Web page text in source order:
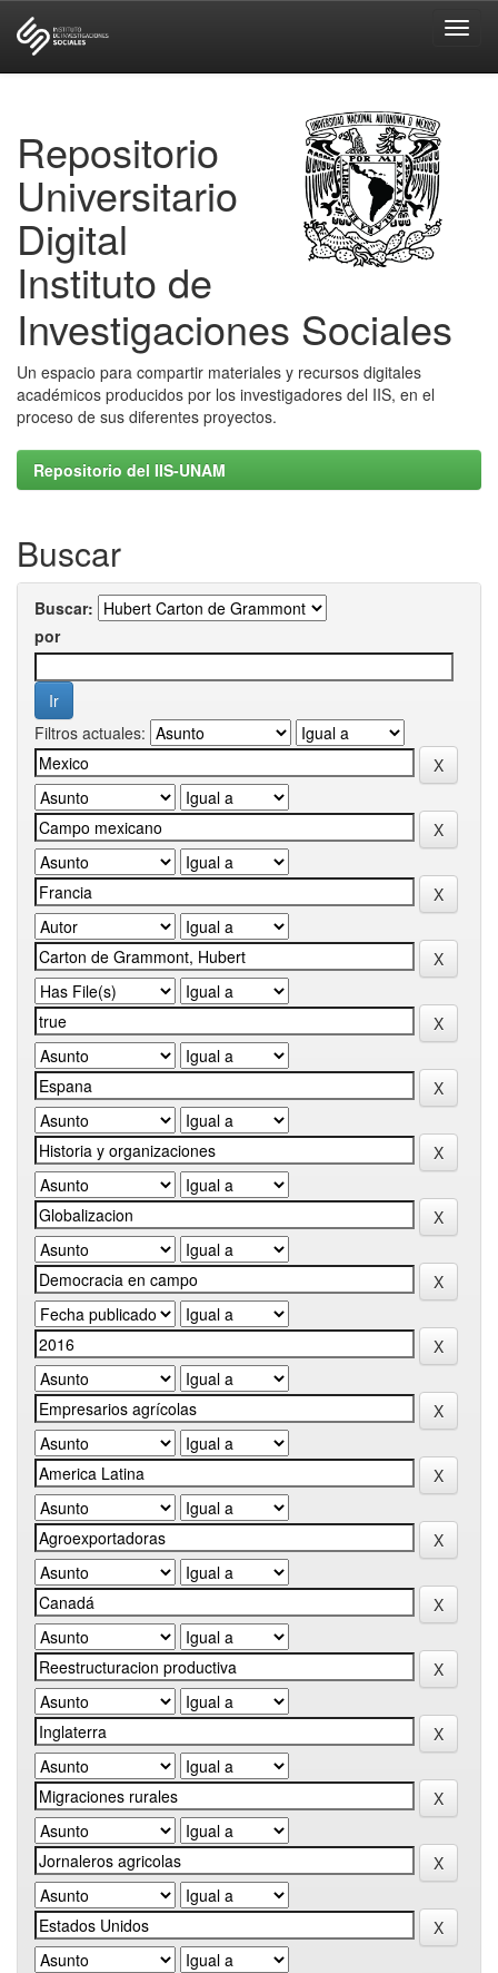
Repositorio
Universitario
Digital
Instituto de
Investigaciones Sociales
Un espacio para compartir materiales y recursos digitales
académicos producidos por los investigadores del IIS, en el
proceso de sus diferentes proyectos.
Repositorio del IIS-UNAM
Buscar
Buscar:
por
Filtros actuales: